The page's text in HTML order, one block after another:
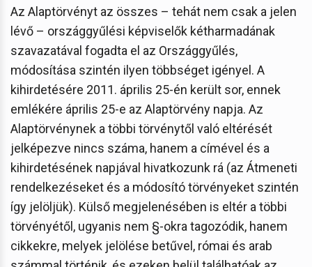
Az Alaptörvényt az összes – tehát nem csak a jelen
lévő – országgyűlési képviselők kétharmadának
szavazatával fogadta el az Országgyűlés,
módosítása szintén ilyen többséget igényel. A
kihirdetésére 2011. április 25-én került sor, ennek
emlékére április 25-e az Alaptörvény napja. Az
Alaptörvénynek a többi törvénytől való eltérését
jelképezve nincs száma, hanem a címével és a
kihirdetésének napjával hivatkozunk rá (az Átmeneti
rendelkezéseket és a módosító törvényeket szintén
így jelöljük). Külső megjelenésében is eltér a többi
törvényétől, ugyanis nem §-okra tagozódik, hanem
cikkekre, melyek jelölése betűvel, római és arab